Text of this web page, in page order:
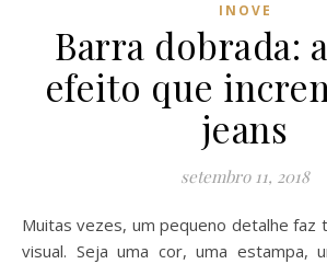
INOVE
Barra dobrada:
efeito que
jeans
setembro 11, 2018
Muitas vezes, um pequeno detalhe faz toda a diferença no
visual. Seja uma cor, uma estampa,